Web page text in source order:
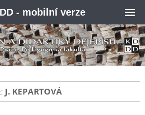
J. KEPARTOVÁ
- mobilní verze